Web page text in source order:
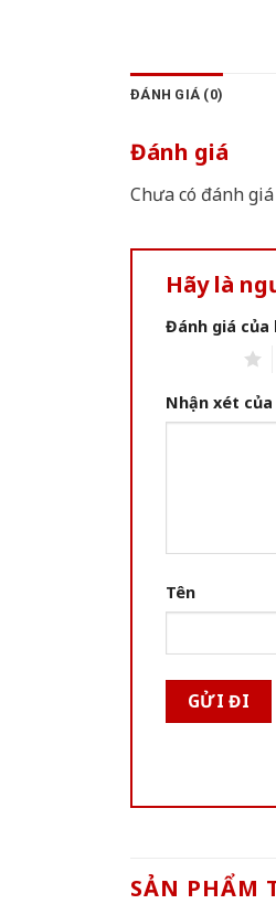
ĐÁNH GIÁ (0)
Đánh giá
Chưa có đánh
Hãy là
Đánh giá của
Nhận xét
Tên
SẢN PHẨM